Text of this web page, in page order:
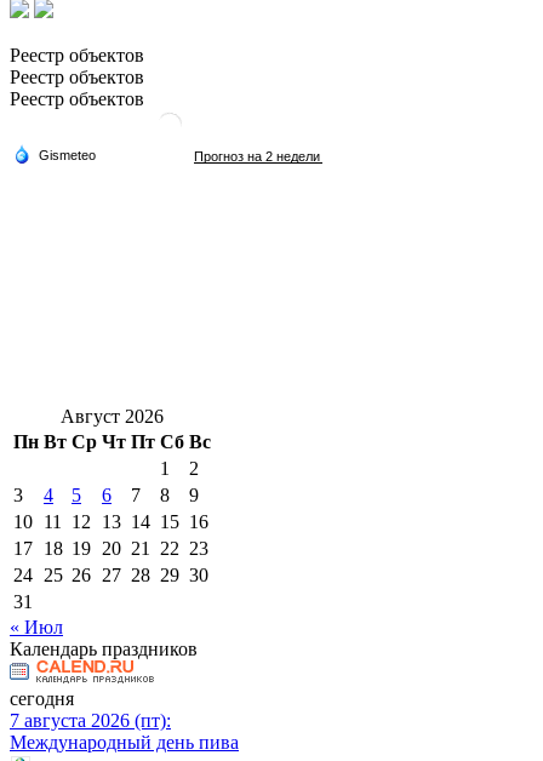
Реестр объектов
Реестр объектов
Реестр объектов
Август 2026
Пн Вт Ср Чт Пт Сб Вс
1
2
3
4 5 6 7 8
9
10 11 12 13 14 15 16
17 18 19 20 21 22 23
24 25 26 27 28 29 30
31
« Июл
Календарь праздников
сегодня
7 августа 2026 (пт):
Международный день пива